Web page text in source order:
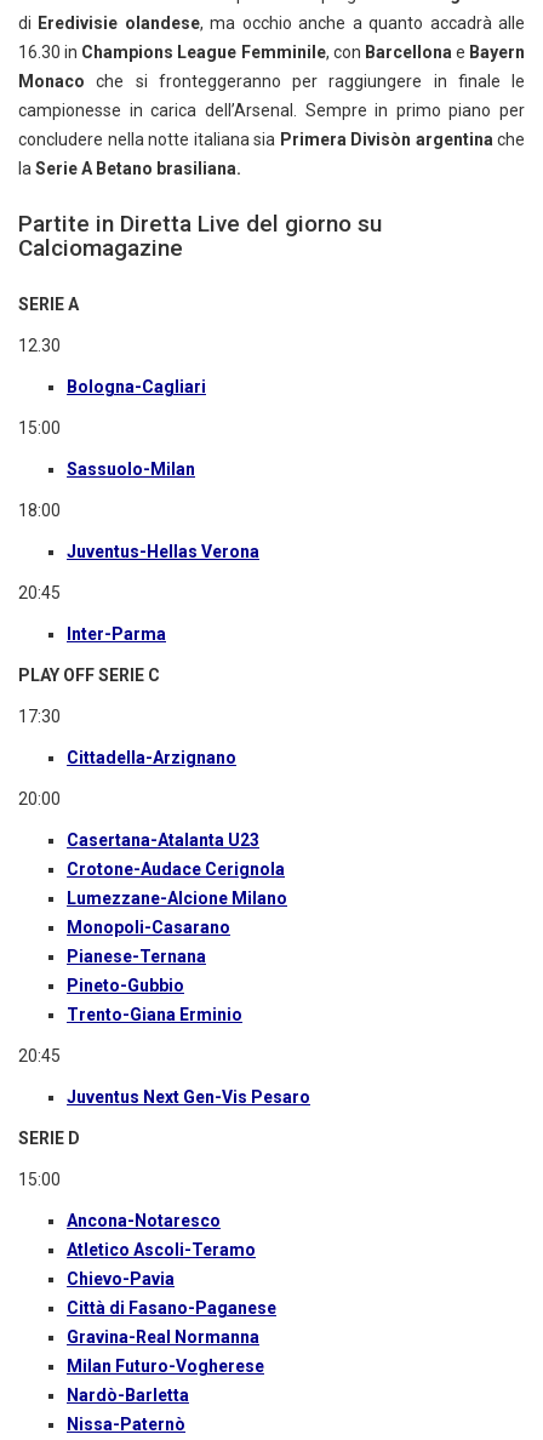
di Eredivisie olandese, ma occhio anche a quanto accadrà alle
16.30 in Champions League Femminile, con Barcellona e Bayern
Monaco che si fronteggeranno per raggiungere in finale le
campionesse in carica dell’Arsenal. Sempre in primo piano per
concludere nella notte italiana sia Primera Divisòn argentina che
la Serie A Betano brasiliana.
Partite in Diretta Live del giorno su
Calciomagazine
SERIE A
12.30
Bologna-Cagliari
15:00
Sassuolo-Milan
18:00
Juventus-Hellas Verona
20:45
Inter-Parma
PLAY OFF SERIE C
17:30
Cittadella-Arzignano
20:00
Casertana-Atalanta U23
Crotone-Audace Cerignola
Lumezzane-Alcione Milano
Monopoli-Casarano
Pianese-Ternana
Pineto-Gubbio
Trento-Giana Erminio
20:45
Juventus Next Gen-Vis Pesaro
SERIE D
15:00
Ancona-Notaresco
Atletico Ascoli-Teramo
Chievo-Pavia
Città di Fasano-Paganese
Gravina-Real Normanna
Milan Futuro-Vogherese
Nardò-Barletta
Nissa-Paternò